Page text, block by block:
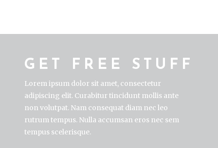
GET FREE STUFF
Lorem ipsum dolor sit amet, consectetur
adipiscing elit. Curabitur tincidunt mollis ante
non volutpat. Nam consequat diam nec leo
rutrum tempus. Nulla accumsan eros nec sem
tempus scelerisque.